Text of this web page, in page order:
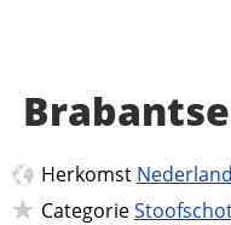
Herkomst Nederland
Categorie